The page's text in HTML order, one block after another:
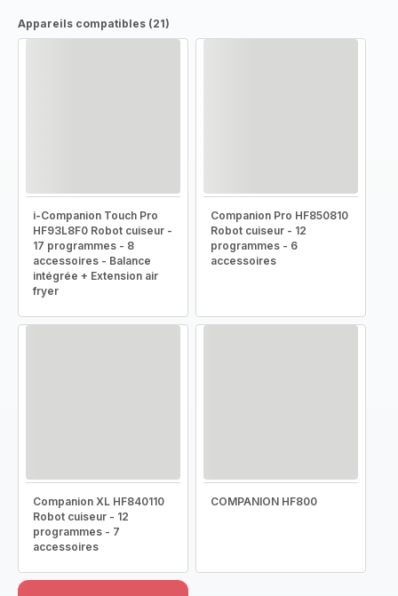
Appareils compatibles (21)
i-Companion Touch Pro
HF93L8F0 Robot cuiseur -
17 programmes - 8
accessoires - Balance
intégrée + Extension air
fryer
Companion Pro HF850810
Robot cuiseur - 12
programmes - 6
accessoires
Companion XL HF840110
Robot cuiseur - 12
programmes - 7
accessoires
COMPANION HF800